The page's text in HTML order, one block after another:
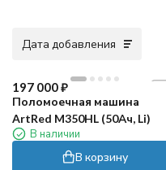
Дата добавления
197 000₽
Поломоечная машина
ArtRed M350HL (50Ач, Li)
В наличии
В корзину